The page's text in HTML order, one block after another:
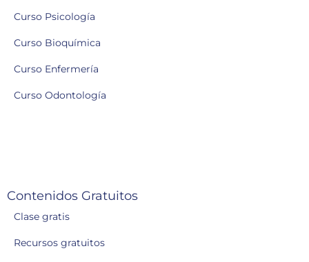
Curso Psicología
Curso Bioquímica
Curso Enfermería
Curso Odontología
Contenidos Gratuitos
Clase gratis
Recursos gratuitos